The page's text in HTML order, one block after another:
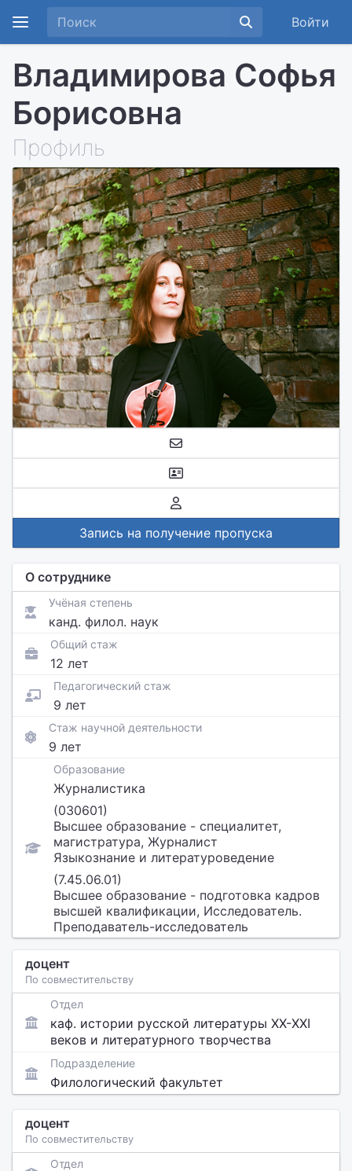
Войти
Владимирова Софья
Борисовна
Профиль
Запись на получение пропуска
О сотруднике
Учёная степень
канд. филол. наук
Общий стаж
12 лет
Педагогический стаж
9 лет
Стаж научной деятельности
9 лет
Образование
Журналистика
(030601)
Высшее образование - специалитет,
магистратура, Журналист
Языкознание и литературоведение
(7.45.06.01)
Высшее образование - подготовка кадров
высшей квалификации, Исследователь.
Преподаватель-исследователь
доцент
По совместительству
Отдел
каф. истории русской литературы ХХ-XXI
веков и литературного творчества
Подразделение
Филологический факультет
доцент
По совместительству
Отдел